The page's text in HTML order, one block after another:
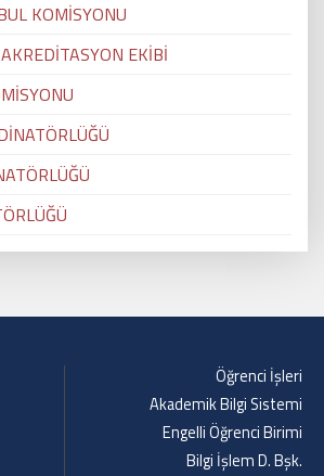
KOMİSYONU
EKİBİ
Öğrenci İşleri
Akademik Bilgi Sistemi
Engelli Öğrenci Birimi
Bilgi İşlem D. Bşk.